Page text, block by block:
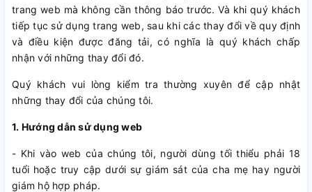
trang web mà không cần thông báo trước. Và khi quý khách
tiếp tục sử dụng trang web, sau khi các thay đổi về quy định
và điều kiện được đăng tải, có nghĩa là quý khách chấp
nhận với những thay đổi đó.
Quý khách vui lòng kiểm tra thường xuyên để cập nhật
những thay đổi của chúng tôi.
1. Hướng dẫn sử dụng web
- Khi vào web của chúng tôi, người dùng tối thiểu phải 18
tuổi hoặc truy cập dưới sự giám sát của cha mẹ hay người
giám hộ hợp pháp.